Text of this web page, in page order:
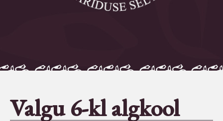
Seltsid-ühingud
Valgu 6-kl algkool